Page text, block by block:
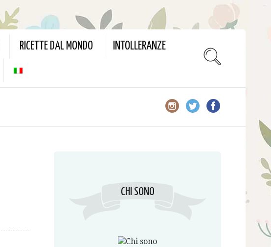
RICETTE DAL MONDO INTOLLERANZE
CHI SONO